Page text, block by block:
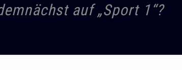
auf „Sport 1“?